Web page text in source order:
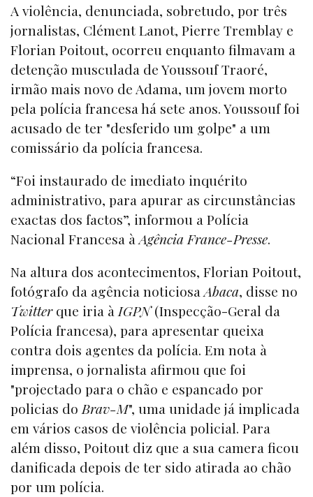
A violência, denunciada, sobretudo, por três
jornalistas, Clément Lanot, Pierre Tremblay e
Florian Poitout, ocorreu enquanto filmavam a
detenção musculada de Youssouf Traoré,
irmão mais novo de Adama, um jovem morto
pela polícia francesa há sete anos. Youssouf foi
acusado de ter "desferido um golpe" a um
comissário da polícia francesa.
“Foi instaurado de imediato inquérito
administrativo, para apurar as circunstâncias
exactas dos factos”, informou a Polícia
Nacional Francesa àAgência France-Presse.
Na altura dos acontecimentos, Florian Poitout,
fotógrafo da agência noticiosaAbaca, disse no
Twitterque iria àIGPN(Inspecção-Geral da
Polícia francesa), para apresentar queixa
contra dois agentes da polícia. Em nota à
imprensa, o jornalista afirmou que foi
"projectado para o chão e espancado por
policias doBrav-M", uma unidade já implicada
em vários casos de violência policial. Para
além disso, Poitout diz que a sua camera ficou
danificada depois de ter sido atirada ao chão
por um polícia.